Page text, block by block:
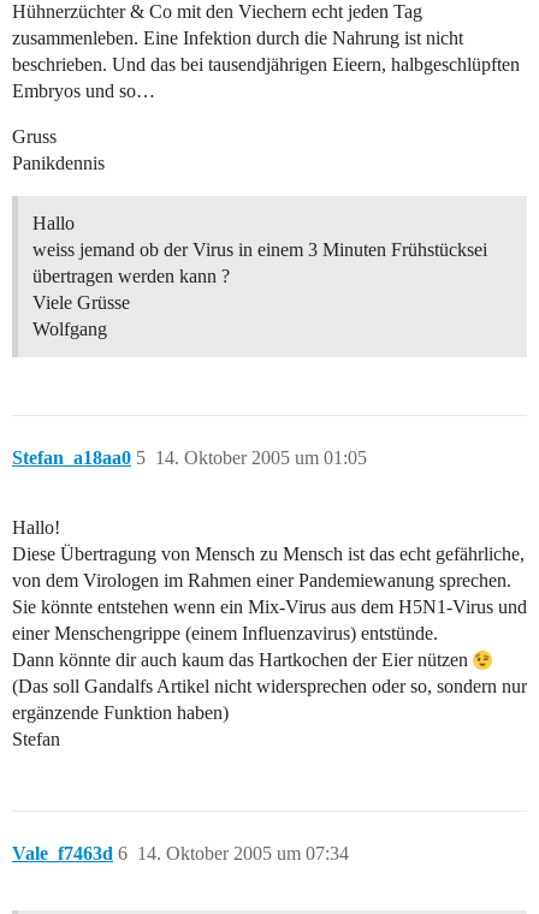
Hühnerzüchter & Co mit den Viechern echt jeden Tag
zusammenleben. Eine Infektion durch die Nahrung ist nicht
beschrieben. Und das bei tausendjährigen Eieern, halbgeschlüpften
Embryos und so…
Gruss
Panikdennis
Hallo
weiss jemand ob der Virus in einem 3 Minuten Frühstücksei
übertragen werden kann ?
Viele Grüsse
Wolfgang
Stefan_a18aa0 14. Oktober 2005 um 01:05
5
Hallo!
Diese Übertragung von Mensch zu Mensch ist das echt gefährliche,
von dem Virologen im Rahmen einer Pandemiewanung sprechen.
Sie könnte entstehen wenn ein Mix-Virus aus dem H5N1-Virus und
einer Menschengrippe (einem Influenzavirus) entstünde.
Dann könnte dir auch kaum das Hartkochen der Eier nützen
(Das soll Gandalfs Artikel nicht widersprechen oder so, sondern nur
ergänzende Funktion haben)
Stefan
Vale_f7463d 14. Oktober 2005 um 07:34
6